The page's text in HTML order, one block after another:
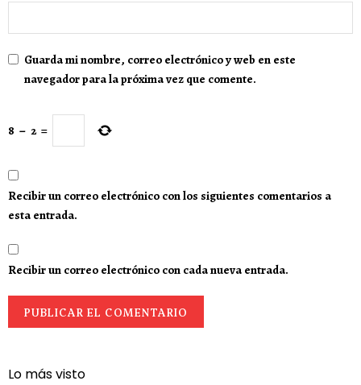
Guarda mi nombre, correo electrónico y web en este
navegador para la próxima vez que comente.
8 − 2 =
Recibir un correo electrónico con los siguientes comentarios a
esta entrada.
Recibir un correo electrónico con cada nueva entrada.
Lo más visto